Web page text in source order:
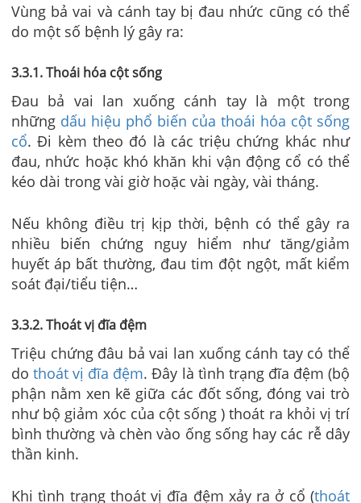
Vùng bả vai và cánh tay bị đau nhức cũng có thể
do một số bệnh lý gây ra:
3.3.1. Thoái hóa cột sống
Đau bả vai lan xuống cánh tay là một trong
những dấu hiệu phổ biến của thoái hóa cột sống
cổ. Đi kèm theo đó là các triệu chứng khác như
đau, nhức hoặc khó khăn khi vận động cổ có thể
kéo dài trong vài giờ hoặc vài ngày, vài tháng.
Nếu không điều trị kịp thời, bệnh có thể gây ra
nhiều biến chứng nguy hiểm như tăng/giảm
huyết áp bất thường, đau tim đột ngột, mất kiểm
soát đại/tiểu tiện…
3.3.2. Thoát vị đĩa đệm
Triệu chứng đâu bả vai lan xuống cánh tay có thể
dothoát vị đĩa đệm. Đây là tình trạng đĩa đệm (bộ
phận nằm xen kẽ giữa các đốt sống, đóng vai trò
như bộ giảm xóc của cột sống ) thoát ra khỏi vị trí
bình thường và chèn vào ống sống hay các rễ dây
thần kinh.
Khi tình trạng thoát vị đĩa đệm xảy ra ở cổ (thoát